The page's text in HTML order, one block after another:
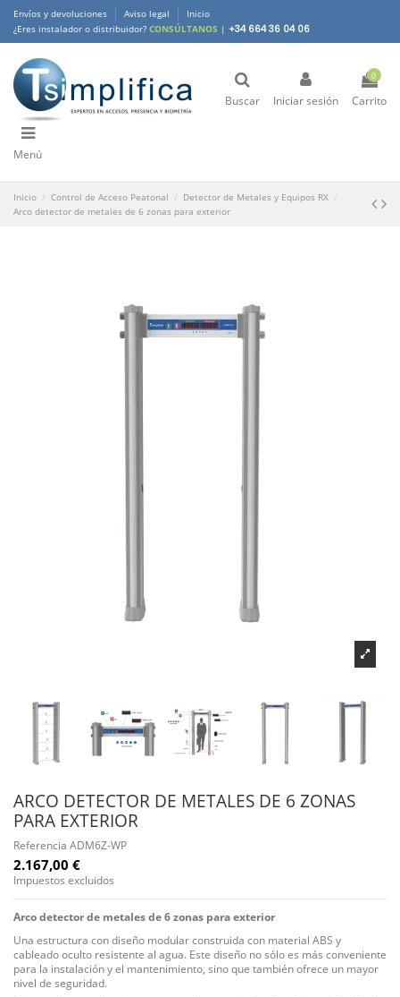
Envíos y devoluciones Aviso legal
Inicio
¿Eres instalador o distribuidor? CONSÚLTANOS | +34 664 36 04 06
Buscar Iniciar sesión
0
Carrito
Menú
Inicio Control de Acceso Peatonal
Detector de Metales y Equipos RX
Arco detector de metales de 6 zonas para exterior
ARCO DETECTOR DE METALES DE 6 ZONAS
PARA EXTERIOR
Referencia ADM6Z-WP
2.167,00 €
Impuestos excluidos
Arco detector de metales de 6 zonas para exterior
Una estructura con diseño modular construida con material ABS y
cableado oculto resistente al agua. Este diseño no sólo es más conveniente
para la instalación y el mantenimiento, sino que también ofrece un mayor
nivel de seguridad.